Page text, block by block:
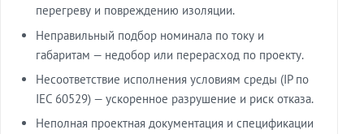
перегреву и повреждению изоляции.
Неправильный подбор номинала по току и
габаритам — недобор или перерасход по проекту.
Несоответствие исполнения условиям среды (IP по
IEC 60529) — ускоренное разрушение и риск отказа.
Неполная проектная документация и спецификации